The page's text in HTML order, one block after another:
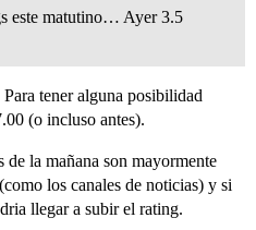
este matutino… Ayer 3.5
tener alguna posibilidad
(o incluso antes).
la mañana son mayormente
los canales de noticias) y si
llegar a subir el rating.